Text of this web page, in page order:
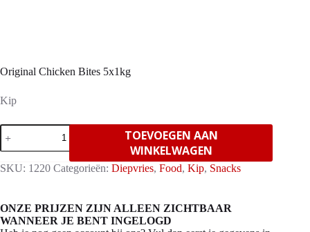
Original Chicken Bites 5x1kg
Kip
Original
Chicken
Bites
5x1kg
TOEVOEGEN AAN
WINKELWAGEN
SKU: 1220 Categorieën: Diepvries, Food, Kip, Snacks
ONZE PRIJZEN ZIJN ALLEEN ZICHTBAAR
WANNEER JE BENT INGELOGD